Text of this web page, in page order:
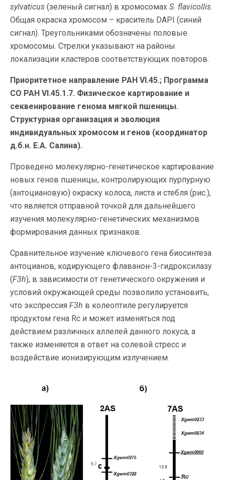
sylvaticus (зеленый сигнал) в хромосомах S. flavicollis.
Общая окраска хромосом – краситель DAPI (синий
сигнал). Треугольниками обозначены половые
хромосомы. Стрелки указывают на районы
локализации кластеров соответствующих повторов.
Приоритетное направление РАН VI.45.; Программа
СО РАН VI.45.1.7. Физическое картирование и
секвенирование генома мягкой пшеницы.
Cтруктурная организация и эволюция
индивидуальных хромосом и генов (координатор
д.б.н. Е.А. Салина).
Проведено молекулярно-генетическое картирование
новых генов пшеницы, контролирующих пурпурную
(антоциановую) окраску колоса, листа и стебля (рис.),
что является отправной точкой для дальнейшего
изучения молекулярно-генетических механизмов
формирования данных признаков.
Сравнительное изучение ключевого гена биосинтеза
антоцианов, кодирующего флаванон-3-гидроксилазу
(F3h), в зависимости от генетического окружения и
условий окружающей среды позволило установить,
что экспрессия F3h в колеоптиле регулируется
продуктом гена Rc и может изменяться под
действием различных аллелей данного локуса, а
также изменяется в ответ на солевой стресс и
воздействие ионизирующим излучением.